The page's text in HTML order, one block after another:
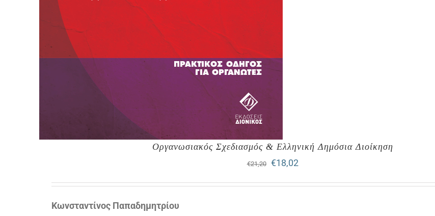
Οργανωσιακός Σχεδιασμός & Ελληνική Δημόσια Διοίκηση
€21,20
Original
price
€18,02Η
τρέχουσα
Κωνσταντίνος Παπαδημητρίου